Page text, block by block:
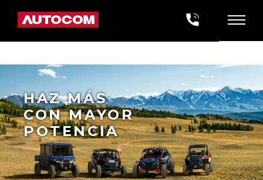
HAZ MÁS
CON MAYOR
POTENCIA